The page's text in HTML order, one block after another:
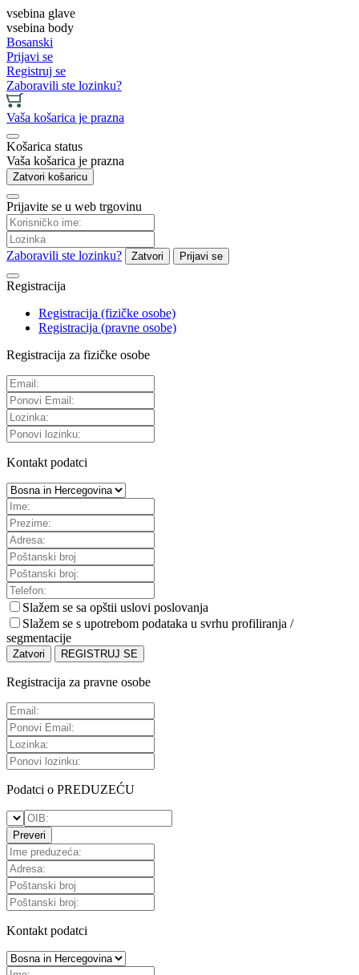
vsebina glave
vsebina body
Bosanski
Prijavi se
Registruj se
Zaboravili ste lozinku?
Vaša košarica je prazna
Košarica status
Vaša košarica je prazna
Zatvori košaricu
Prijavite se u web trgovinu
Zaboravili ste lozinku? Zatvori Prijavi se
Registracija
Registracija (fizičke osobe)
Registracija (pravne osobe)
Registracija za fizičke osobe
Kontakt podatci
Slažem se sa opštii uslovi poslovanja
Slažem se s upotrebom podataka u svrhu profiliranja /
segmentacije
Zatvori REGISTRUJ SE
Registracija za pravne osobe
Podatci o PREDUZEĆU
Preveri
Kontakt podatci